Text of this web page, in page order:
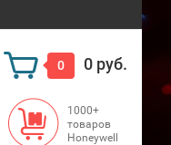
0 0 руб.
1000+
товаров
Honeywell